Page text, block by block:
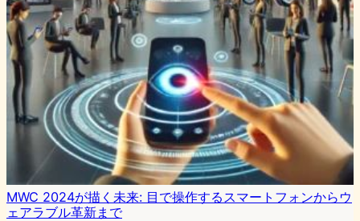
MWC 2024が描く未来: 目で操作するスマートフォンからウ
ェアラブル革新まで